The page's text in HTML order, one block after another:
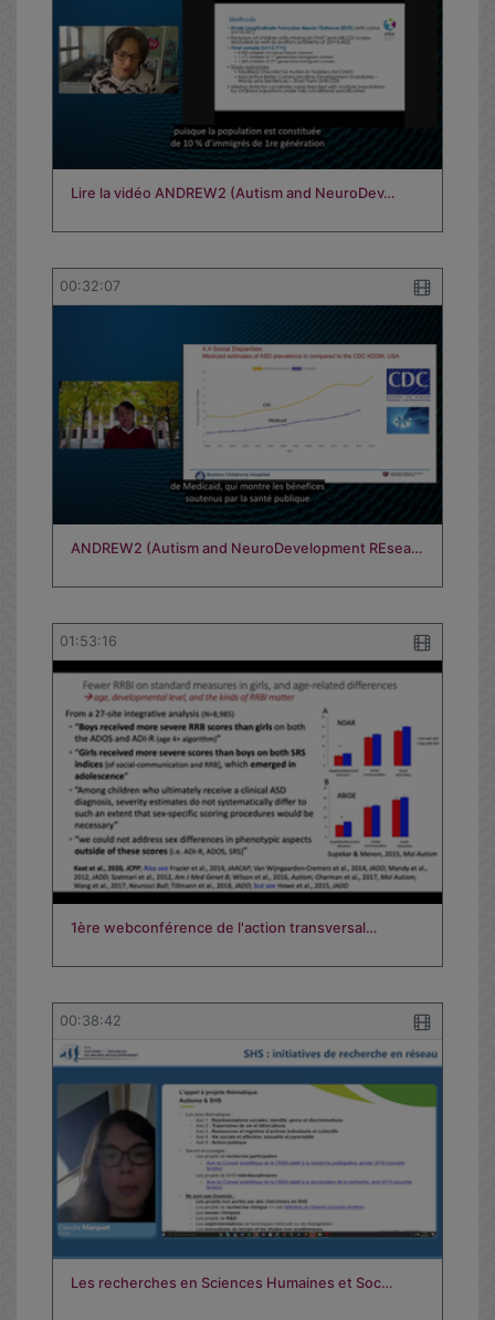
Lire la vidéo ANDREW2 (Autism and NeuroDev…
00:32:07
ANDREW2 (Autism and NeuroDevelopment REsea…
01:53:16
1ère webconférence de l'action transversal…
00:38:42
Les recherches en Sciences Humaines et Soc…